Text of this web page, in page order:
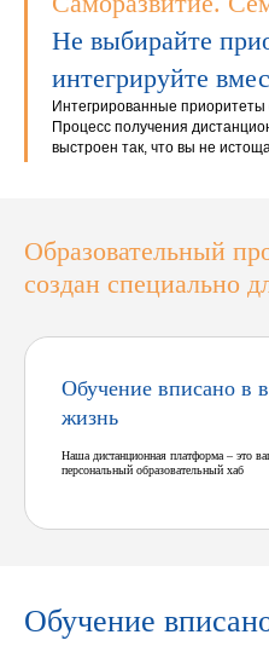
Не выбирайте
интегрируйте
Интегрированные
Процесс получения
выстроен так, что вы не
Образовательный
создан специально
Обучение вписано в
жизнь
Наша дистанционная платформа – это
персональный образовательный хаб
Обучение